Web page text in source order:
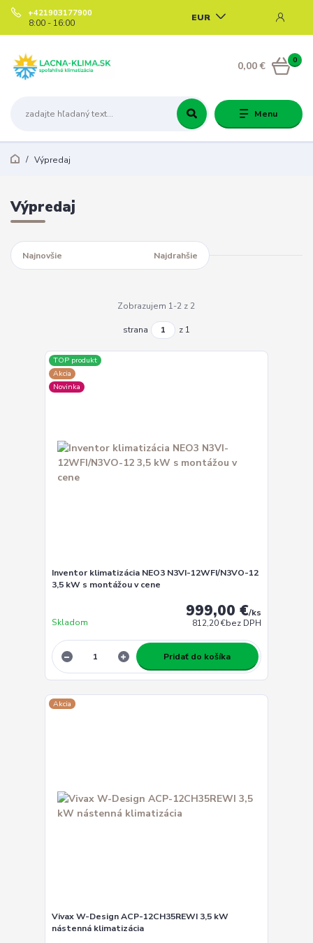
Menu
EUR
+421903177900
8:00 - 16:00
0
0,00 €
Výpredaj
Výpredaj
Najnovšie Najdrahšie
Zobrazujem 1-2 z 2
strana z 1
TOP produkt
Akcia
Novinka
Inventor klimatizácia NEO3 N3VI-12WFI/N3VO-12
3,5 kW s montážou v cene
999,00 €/ks
812,20 €bez DPH
Skladom
Pridať do košíka
Akcia
Vivax W-Design ACP-12CH35REWI 3,5 kW
nástenná klimatizácia